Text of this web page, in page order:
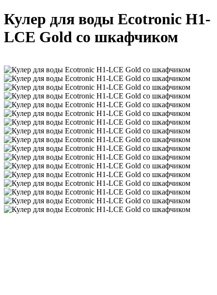
Кулер для воды Ecotronic H1-
LCE Gold со шкафчиком